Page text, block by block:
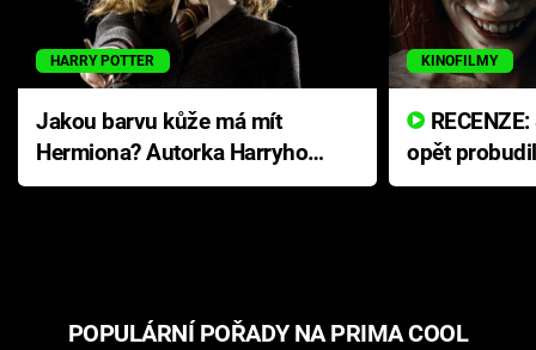
HARRY POTTER
Jakou barvu kůže má mít
Hermiona? Autorka Harryho
Pottera přišla s ráznou
KINOFILMY
opět
přichází s
POPULÁRNÍ POŘADY NA PRIMA COOL